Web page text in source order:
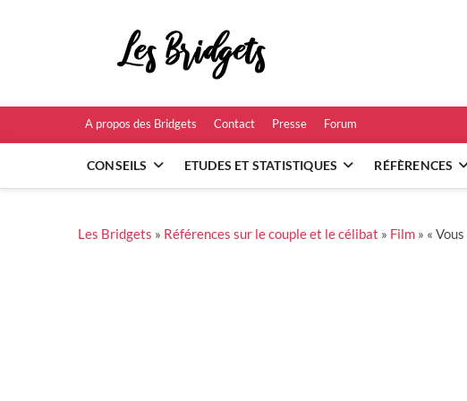
A propos des Bridgets Contact Presse Forum
CONSEILS ETUDES ET STATISTIQUES RÉFÈRENCES
Les Bridgets » Références sur le couple et le célibat » Film » «